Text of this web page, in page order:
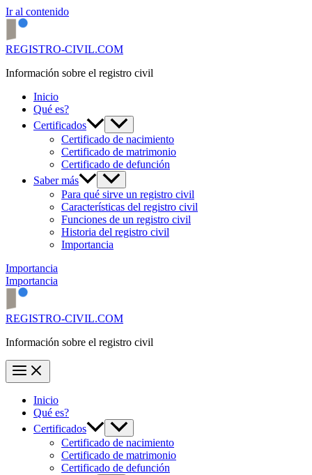
Ir al contenido
REGISTRO-CIVIL.COM
Información sobre el registro civil
Inicio
Qué es?
Certificados
Certificado de nacimiento
Certificado de matrimonio
Certificado de defunción
Saber más
Para qué sirve un registro civil
Características del registro civil
Funciones de un registro civil
Historia del registro civil
Importancia
Importancia
Importancia
REGISTRO-CIVIL.COM
Información sobre el registro civil
Inicio
Qué es?
Certificados
Certificado de nacimiento
Certificado de matrimonio
Certificado de defunción